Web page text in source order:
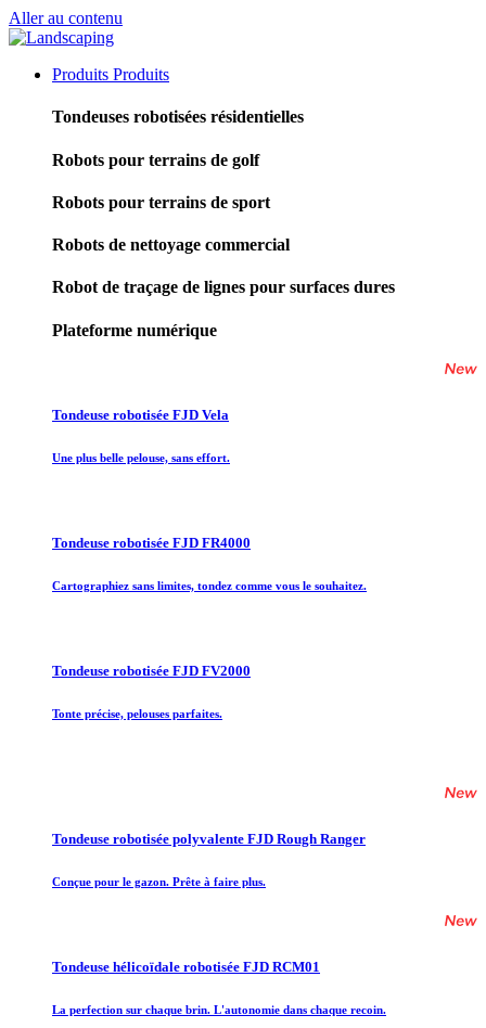
Aller au contenu
Produits Produits
Tondeuses robotisées résidentielles
Robots pour terrains de golf
Robots pour terrains de sport
Robots de nettoyage commercial
Robot de traçage de lignes pour surfaces dures
Plateforme numérique
Tondeuse robotisée FJD Vela
Une plus belle pelouse, sans effort.
Tondeuse robotisée FJD FR4000
Cartographiez sans limites, tondez comme vous le souhaitez.
Tondeuse robotisée FJD FV2000
Tonte précise, pelouses parfaites.
Tondeuse robotisée polyvalente FJD Rough Ranger
Conçue pour le gazon. Prête à faire plus.
Tondeuse hélicoïdale robotisée FJD RCM01
La perfection sur chaque brin. L'autonomie dans chaque recoin.